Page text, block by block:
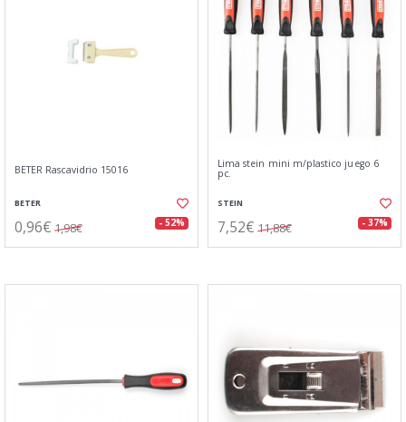
BETER Rascavidrio 15016
BETER
0,96€ 1,98€ - 52%
Lima stein mini m/plastico juego 6
pc.
STEIN
7,52€ 11,88€ - 37%